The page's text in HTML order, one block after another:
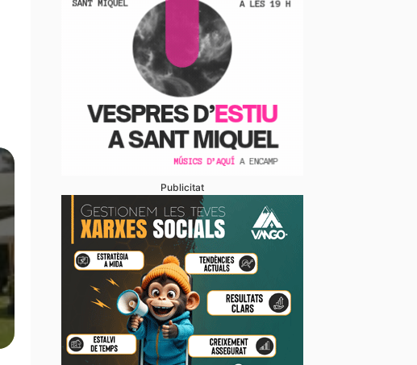
Publicitat